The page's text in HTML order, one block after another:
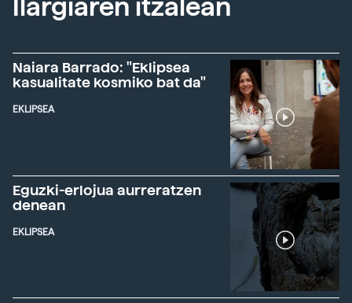
Ilargiaren itzalean
Naiara Barrado: "Eklipsea
kasualitate kosmiko bat da"
EKLIPSEA
Eguzki-erlojua aurreratzen
denean
EKLIPSEA